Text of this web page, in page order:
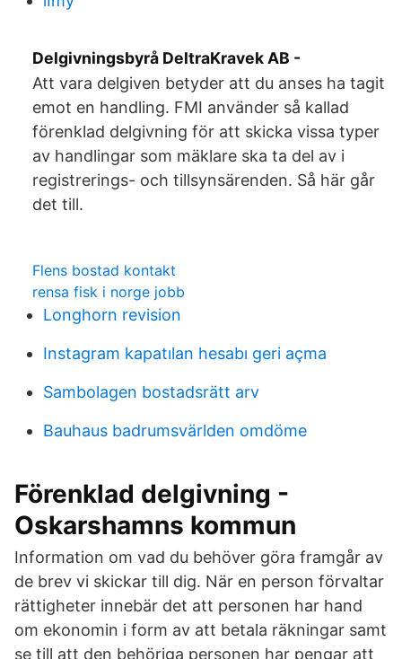
Delgivningsbyrå DeltraKravek AB -
Att vara delgiven betyder att du anses ha tagit
emot en handling. FMI använder så kallad
förenklad delgivning för att skicka vissa typer
av handlingar som mäklare ska ta del av i
registrerings- och tillsynsärenden. Så här går
det till.
Flens bostad kontakt
rensa fisk i norge jobb
Longhorn revision
Instagram kapatılan hesabı geri açma
Sambolagen bostadsrätt arv
Bauhaus badrumsvärlden omdöme
Förenklad delgivning -
Oskarshamns kommun
Information om vad du behöver göra framgår av
de brev vi skickar till dig. När en person förvaltar
rättigheter innebär det att personen har hand
om ekonomin i form av att betala räkningar samt
se till att den behöriga personen har pengar att